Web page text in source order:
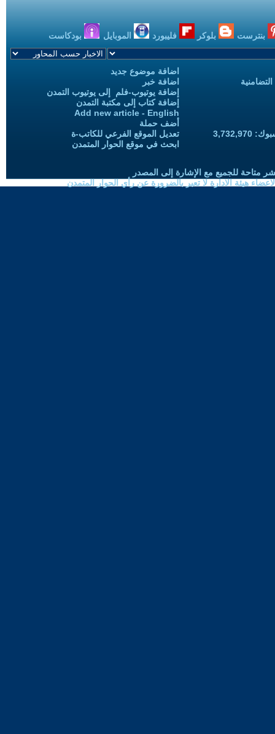
بنترست بلوكر فليبورد الموبايل بودكاست
اضافة موضوع جديد
اضافة خبر
إضافة يوتيوب-فلم إلى يوتيوب التمدن
إضافة كتاب إلى مكتبة التمدن
Add new article - English
أضف حملة
تعديل الموقع الفرعي للكاتب-ة
ابحث في موقع الحوار المتمدن
متاحة للجميع مع الإشارة إلى المصدر
هيئة الادارة لا تعبر بالضرورة عن رأي الحوار المتمدن